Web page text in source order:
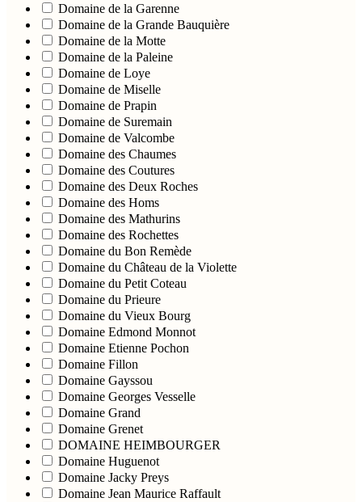
Domaine de la Garenne
Domaine de la Grande Bauquière
Domaine de la Motte
Domaine de la Paleine
Domaine de Loye
Domaine de Miselle
Domaine de Prapin
Domaine de Suremain
Domaine de Valcombe
Domaine des Chaumes
Domaine des Coutures
Domaine des Deux Roches
Domaine des Homs
Domaine des Mathurins
Domaine des Rochettes
Domaine du Bon Remède
Domaine du Château de la Violette
Domaine du Petit Coteau
Domaine du Prieure
Domaine du Vieux Bourg
Domaine Edmond Monnot
Domaine Etienne Pochon
Domaine Fillon
Domaine Gayssou
Domaine Georges Vesselle
Domaine Grand
Domaine Grenet
DOMAINE HEIMBOURGER
Domaine Huguenot
Domaine Jacky Preys
Domaine Jean Maurice Raffault